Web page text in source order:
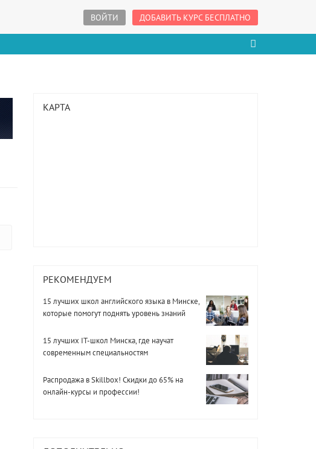
ВОЙТИ ДОБАВИТЬ КУРС БЕСПЛАТНО
КАРТА
РЕКОМЕНДУЕМ
15 лучших школ английского языка в Минске,
которые помогут поднять уровень знаний
15 лучших IT-школ Минска, где научат
современным специальностям
Распродажа в Skillbox! Скидки до 65% на
онлайн-курсы и профессии!